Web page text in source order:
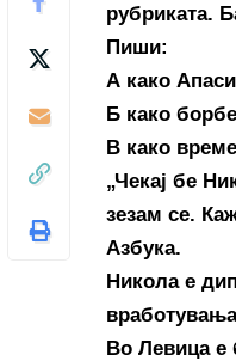
рубриката.
Пиши:
А како
Б како
В како
„Чекај бе
зезам се.
Азбука.
Никола е
Во Левица е